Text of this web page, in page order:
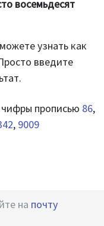
восемьдесят
узнать как
введите
прописью 86,
, 9009
на почту